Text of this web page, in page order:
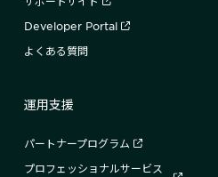
Developer Portal
よくある質問
運用支援
パートナープログラム
プロフェッショナルサービス